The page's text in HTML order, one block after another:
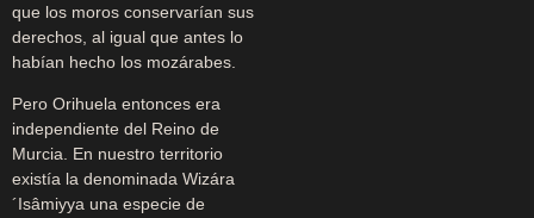
que los moros conservarían sus
derechos, al igual que antes lo
habían hecho los mozárabes.
Pero Orihuela entonces era
independiente del Reino de
Murcia. En nuestro territorio
existía la denominada Wizára
´Isâmiyya una especie de